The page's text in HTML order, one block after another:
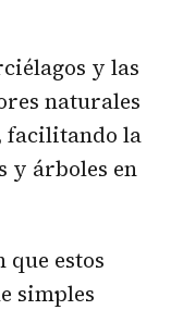
y las
naturales
facilitando la
y árboles en
que estos
simples